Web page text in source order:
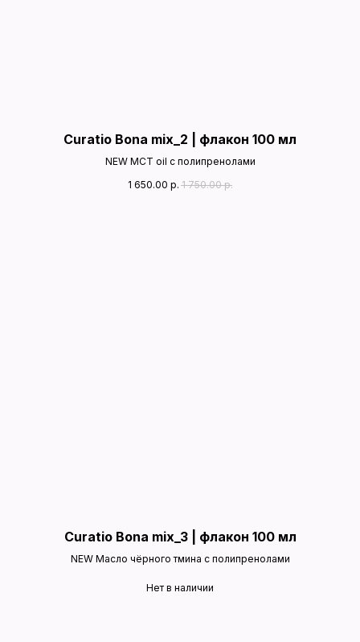
Curatio Bona mix_2 | флакон 100 мл
NEW MCT oil с полипренолами
1 650.00 р. 1 750.00 р.
Curatio Bona mix_3 | флакон 100 мл
NEW Масло чёрного тмина с полипренолами
Нет в наличии